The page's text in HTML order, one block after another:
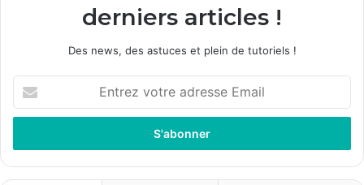
derniers articles !
Des news, des astuces et plein de tutoriels !
t
e
z